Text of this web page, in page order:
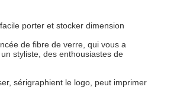
porter et stocker dimension
de fibre de verre, qui vous a
styliste, des enthousiastes de
sérigraphient le logo, peut imprimer